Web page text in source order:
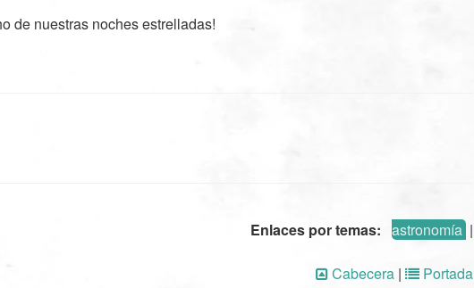
de nuestras noches estrelladas!
Enlaces por temas: astronomía |
Cabecera | Portada